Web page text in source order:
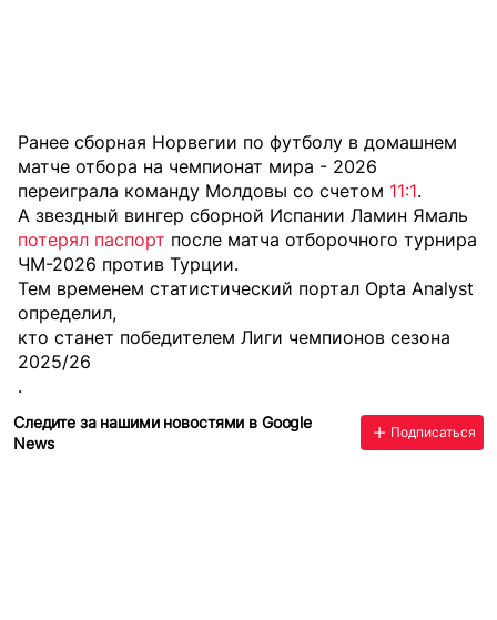
Ранее сборная Норвегии по футболу в домашнем
матче отбора на чемпионат мира - 2026
переиграла команду Молдовы со счетом 11:1.
А звездный вингер сборной Испании Ламин Ямаль
потерял паспорт после матча отборочного турнира
ЧМ-2026 против Турции.
Тем временем статистический портал Opta Analyst
определил,
кто станет победителем Лиги чемпионов сезона
2025/26
.
Следите за нашими новостями в Google
News
Подписаться